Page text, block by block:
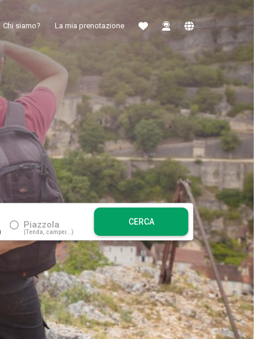
Chi siamo? La mia prenotazione
Piazzola
Tenda, camper...
CERCA